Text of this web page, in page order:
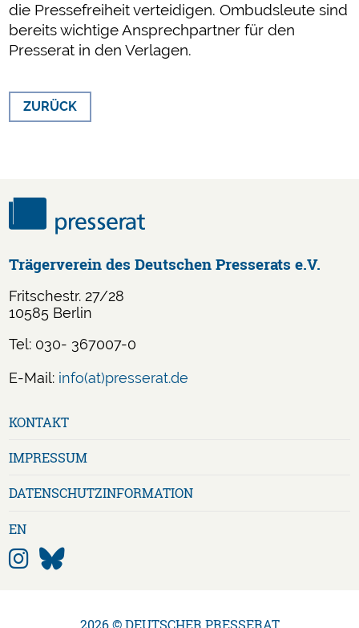
die Pressefreiheit verteidigen. Ombudsleute sind
bereits wichtige Ansprechpartner für den
Presserat in den Verlagen.
ZURÜCK
Trägerverein des Deutschen Presserats e.V.
Fritschestr. 27/28
10585 Berlin
Tel: 030- 367007-0
E-Mail: info(at)presserat.de
überspringen
KONTAKT
IMPRESSUM
DATENSCHUTZ­INFORMATION
EN
2026 © DEUTSCHER PRESSERAT